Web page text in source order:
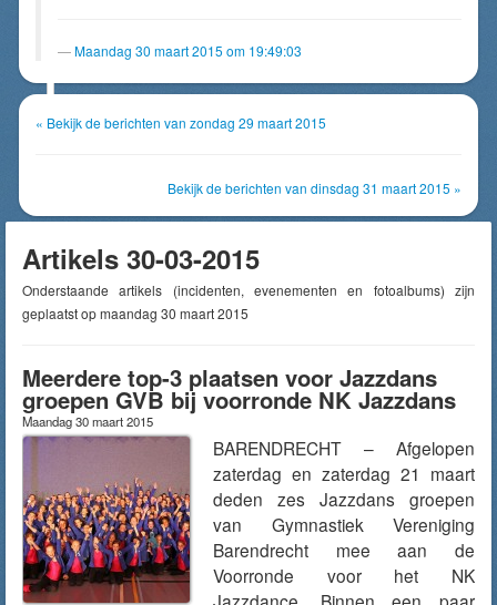
Maandag 30 maart 2015 om 19:49:03
« Bekijk de berichten van zondag 29 maart 2015
Bekijk de berichten van dinsdag 31 maart 2015 »
Artikels 30-03-2015
Onderstaande artikels (incidenten, evenementen en fotoalbums) zijn
geplaatst op maandag 30 maart 2015
Meerdere top-3 plaatsen voor Jazzdans
groepen GVB bij voorronde NK Jazzdans
Maandag 30 maart 2015
BARENDRECHT – Afgelopen
zaterdag en zaterdag 21 maart
deden zes Jazzdans groepen
van Gymnastiek Vereniging
Barendrecht mee aan de
Voorronde voor het NK